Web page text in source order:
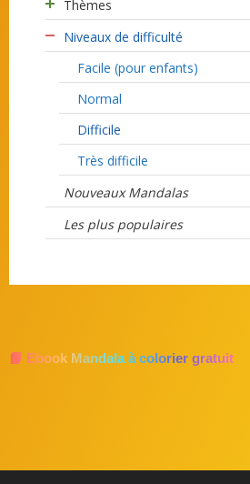
Thèmes
Niveaux de difficulté
Facile (pour enfants)
Normal
Difficile
Très difficile
Nouveaux Mandalas
Les plus populaires
📘 Ebook Mandala à colorier gratuit